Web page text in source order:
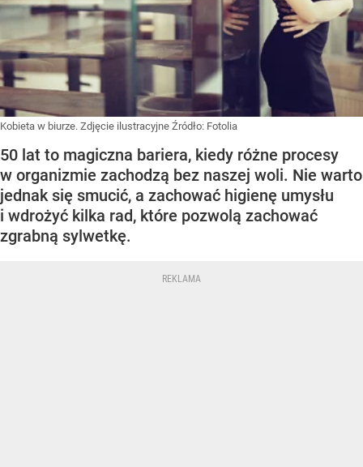
Kobieta w biurze. Zdjęcie ilustracyjne Źródło: Fotolia
50 lat to magiczna bariera, kiedy różne procesy
w organizmie zachodzą bez naszej woli. Nie warto
jednak się smucić, a zachować higienę umysłu
i wdrożyć kilka rad, które pozwolą zachować
zgrabną sylwetkę.